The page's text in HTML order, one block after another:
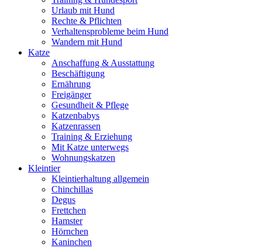
Urlaub mit Hund
Rechte & Pflichten
Verhaltensprobleme beim Hund
Wandern mit Hund
Katze
Anschaffung & Ausstattung
Beschäftigung
Ernährung
Freigänger
Gesundheit & Pflege
Katzenbabys
Katzenrassen
Training & Erziehung
Mit Katze unterwegs
Wohnungskatzen
Kleintier
Kleintierhaltung allgemein
Chinchillas
Degus
Frettchen
Hamster
Hörnchen
Kaninchen